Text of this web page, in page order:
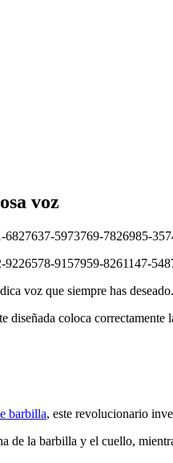
voz
voz que siempre has deseado.
diseñada coloca
barbilla, este revolucionario
de la barbilla y el cuello,